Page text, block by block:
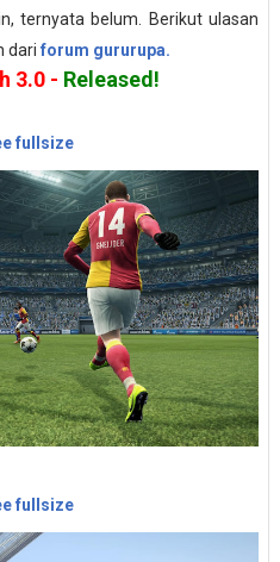
ternyata belum. Berikut ulasan
dari forum gururupa.
3.0 - Released!
fullsize
fullsize